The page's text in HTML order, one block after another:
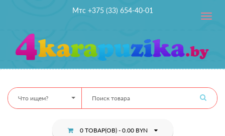
Мтс +375 (33) 654-40-01
Toggle
Что ищем?
0 ТОВАР(ОВ) - 0.00 BYN